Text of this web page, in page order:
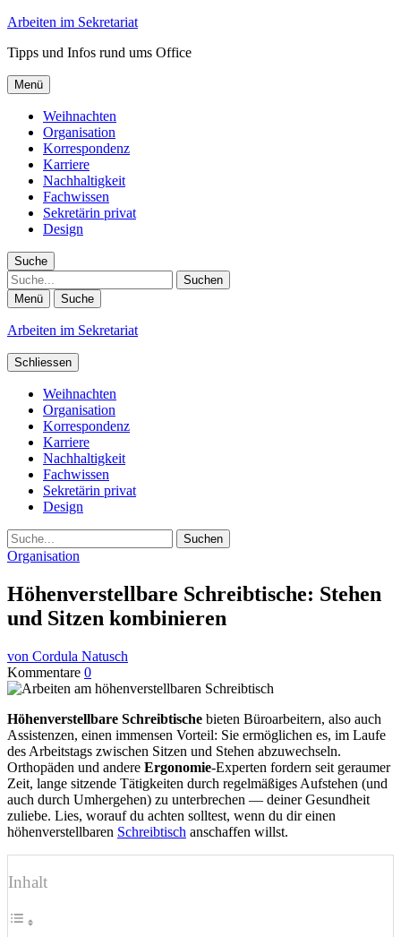
Arbeiten im Sekretariat
Tipps und Infos rund ums Office
Menü
Weihnachten
Organisation
Korrespondenz
Karriere
Nachhaltigkeit
Fachwissen
Sekretärin privat
Design
Suche
Suche
Menü Suche
Arbeiten im Sekretariat
Schliessen
Weihnachten
Organisation
Korrespondenz
Karriere
Nachhaltigkeit
Fachwissen
Sekretärin privat
Design
Suche
Organisation
Höhenverstellbare Schreibtische: Stehen
und Sitzen kombinieren
von Cordula Natusch
Kommentare 0
Höhenverstellbare Schreibtische bieten Büroarbeitern, also auch
Assistenzen, einen immensen Vorteil: Sie ermöglichen es, im Laufe
des Arbeitstags zwischen Sitzen und Stehen abzuwechseln.
Orthopäden und andere Ergonomie-Experten fordern seit geraumer
Zeit, lange sitzende Tätigkeiten durch regelmäßiges Aufstehen (und
auch durch Umhergehen) zu unterbrechen — deiner Gesundheit
zuliebe. Lies, worauf du achten solltest, wenn du dir einen
höhenverstellbaren Schreibtisch anschaffen willst.
Inhalt